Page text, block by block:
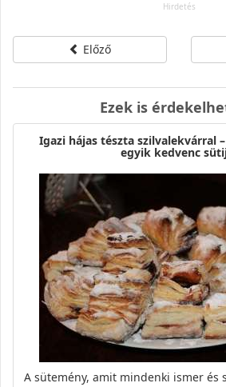
Előző
Ezek is
Igazi hájas tészta szilvalekvárral
egyik kedvenc
A sütemény, amit mindenki ismer és